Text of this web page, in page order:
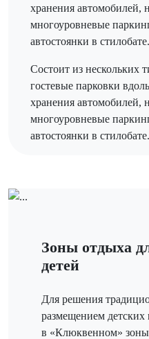
хранения автомобилей,
многоуровневые
автостоянки в стилобате.
Состоит из нескольких
гостевые парковки
хранения автомобилей,
многоуровневые
автостоянки в стилобате.
Зоны отдыха
детей
Для решения
размещением
в «Клюквенном» зоны